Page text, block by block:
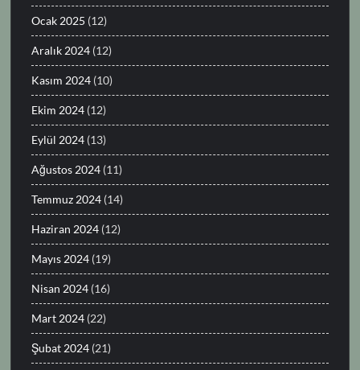
Ocak 2025 (12)
Aralık 2024 (12)
Kasım 2024 (10)
Ekim 2024 (12)
Eylül 2024 (13)
Ağustos 2024 (11)
Temmuz 2024 (14)
Haziran 2024 (12)
Mayıs 2024 (19)
Nisan 2024 (16)
Mart 2024 (22)
Şubat 2024 (21)